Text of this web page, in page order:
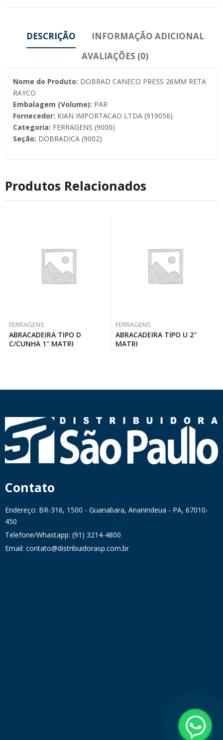
DESCRIÇÃO
INFORMAÇÃO ADICIONAL
AVALIAÇÕES (0)
Nome do Produto: DOBRAD CANECO PRESS 26MM RETA
RAYCO
Embalagem (Volume): PAR
Fornecedor: KIAN IMPORTACAO LTDA (919056)
Categoria: FERRAGENS (9000)
Seção: DOBRADICA (9002)
Produtos Relacionados
FERRAGENS
ABRACADEIRA TIPO D
C/CUNHA 1″ MATRI
FERRAGENS
ABRACADEIRA TIPO U 2″
MATRI
Contato
Endereço: BR-316, 1500 - Guanabara, Ananindeua - PA, 67010-
450
Telefone/Whastapp: (91) 3214-4800
Email: contato@distribuidorasp.com.br